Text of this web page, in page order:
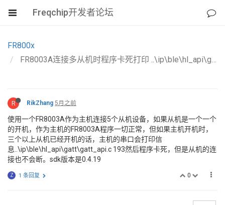
Freqchip开发者论坛
FR800x
FR8003A连接多从机时程序卡死打印 ..\ip\ble\hl_api\gatt\gatt_api.c 193
R RikZhang 5月之前
使用一个FR8003A作为主机连接5个从机设备，如果从机是一个一个
的开机，作为主机的FR8003A程序一切正常，但如果主机开机时，
三个以上从机已经开机的话，主机的串口会打印信
息..\ip\ble\hl_api\gatt\gatt_api.c 193然后程序卡死，但是从机的连
接也不会断。sdk版本是0.4.19
0
Z 1 条回复